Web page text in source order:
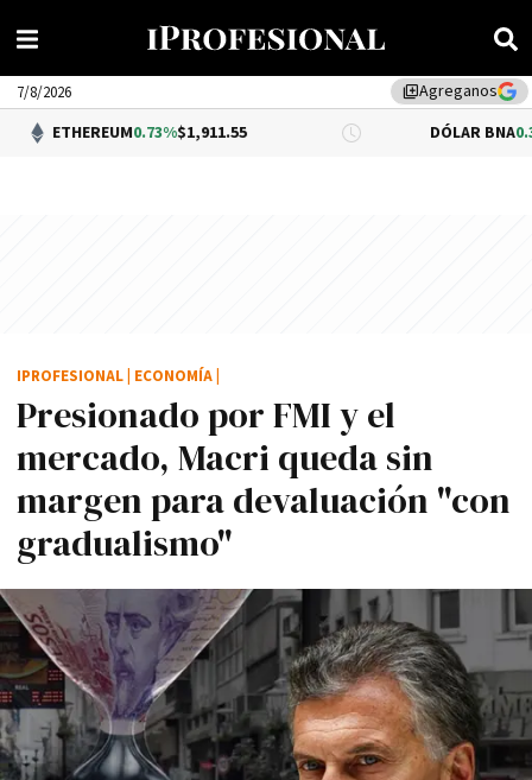
library_addAgreganos
7/8/2026
0.73%$1,911.55 DÓLAR BNA 0.34%$1,520.00
Presionado por FMI y el
mercado, Macri queda sin
margen para devaluación "con
gradualismo"
IPROFESIONAL ECONOMÍA